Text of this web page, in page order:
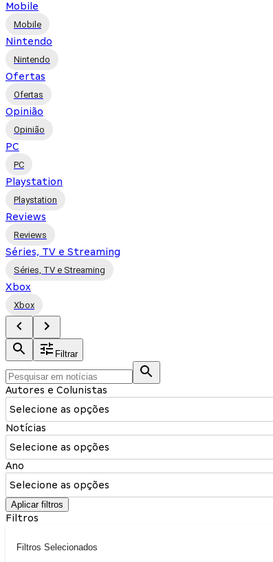
Mobile
Mobile
Nintendo
Nintendo
Ofertas
Ofertas
Opinião
Opinião
PC
PC
Playstation
Playstation
Reviews
Reviews
Séries, TV e Streaming
Séries, TV e Streaming
Xbox
Xbox
Filtrar
Autores e Colunistas
Selecione as opções
Notícias
Selecione as opções
Ano
Selecione as opções
Aplicar filtros
Filtros
Filtros Selecionados